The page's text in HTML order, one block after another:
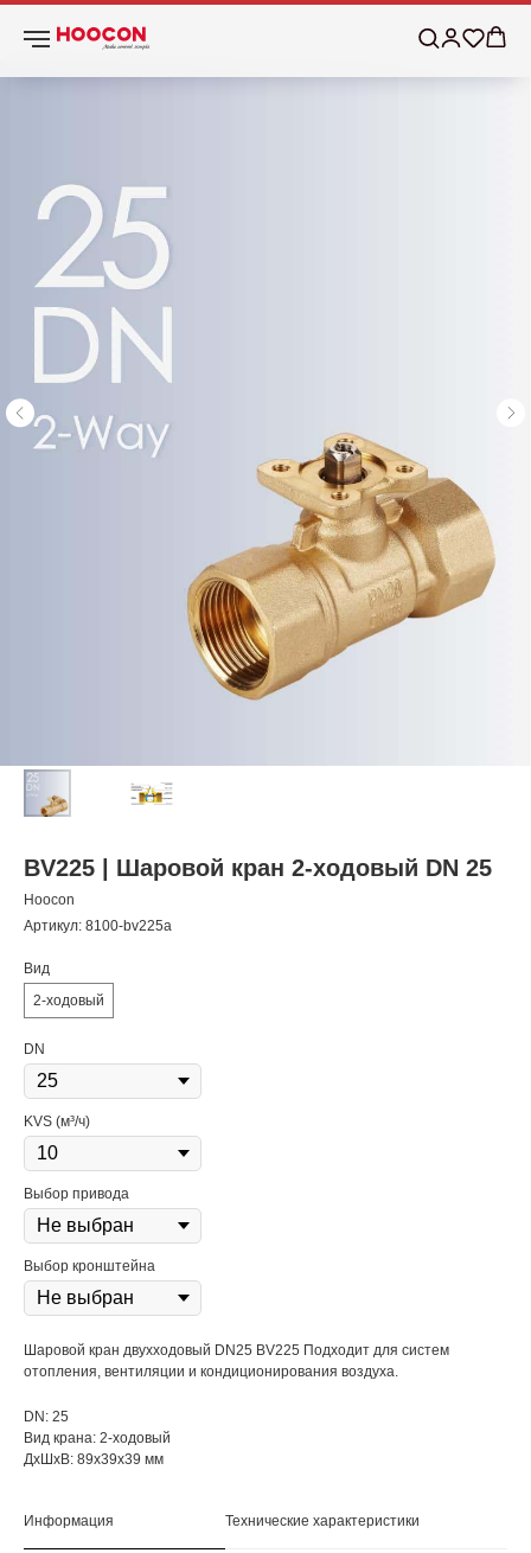
BV225 | Шаровой кран 2-ходовый DN 25
Hoocon
Артикул: 8100-bv225a
Вид
2-ходовый
DN
KVS (м³/ч)
Выбор привода
Выбор кронштейна
Шаровой кран двухходовый DN25 BV225 Подходит для систем
отопления, вентиляции и кондиционирования воздуха.
DN: 25
Вид крана: 2-ходовый
ДxШxВ: 89x39x39 мм
Информация Технические характеристики